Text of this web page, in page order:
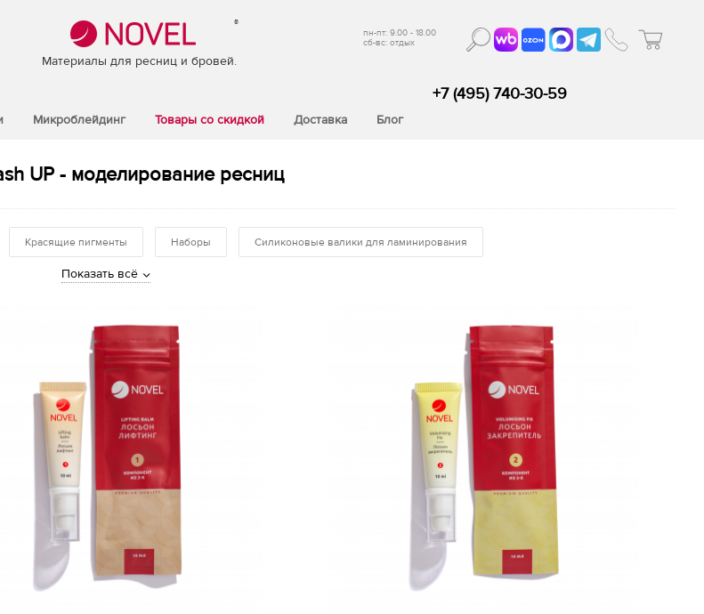
®
Материалы для ресниц и бровей.
пн-пт: 9.00 - 18.00
сб-вс: отдых
Микроблейдинг Товары со скидкой Доставка Блог
+7 (495) 740-30-59
UP - моделирование ресниц
Красящие пигменты Наборы Силиконовые валики для ламинирования
Показать всё